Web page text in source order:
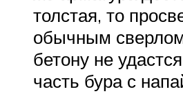
толстая, то
обычным
бетону не
часть бура с